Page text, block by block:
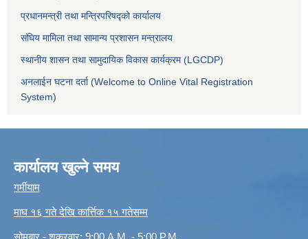
प्रधानमन्त्री तथा मन्त्रिपरिषद्को कार्यालय
संघिय मामिला तथा सामान्य प्रशासन मन्त्रालय
स्थानीय शासन तथा सामुदायिक विकास कार्यक्रम (LGCDP)
अनलाईन घटना दर्ता (Welcome to Online Vital Registration
System)
कार्यालय खुल्ने समय
गर्मीयाम
माघ १६ गते देखि कार्त्तिक १५ गतेसम्म
सोमबार - शुक्रवार: 9:00 A.M. - 5:00 P.M.